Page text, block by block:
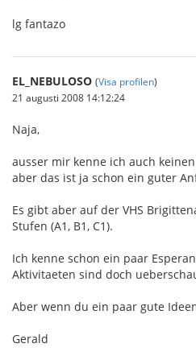
lg fantazo
EL_NEBULOSO (Visa profilen)
21 augusti 2008 14:12:24
Naja,
ausser mir kenne ich auch
aber das ist ja schon ein guter
Es gibt aber auf der VHS
Stufen (A1, B1, C1).
Ich kenne schon ein paar
Aktivitaeten sind doch
Aber wenn du ein paar gute
Gerald